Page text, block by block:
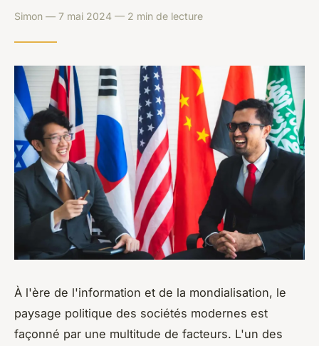
Simon — 7 mai 2024 — 2 min de lecture
À l'ère de l'information et de la mondialisation, le
paysage politique des sociétés modernes est
façonné par une multitude de facteurs. L'un des